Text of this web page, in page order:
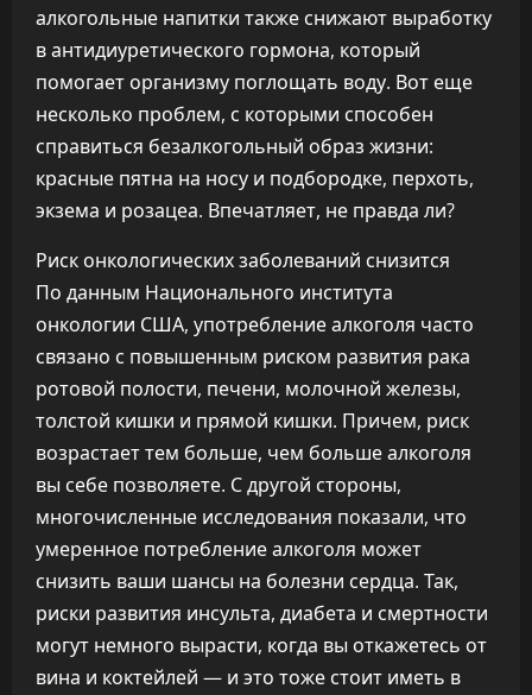
алкогольные напитки также снижают выработку
в антидиуретического гормона, который
помогает организму поглощать воду. Вот еще
несколько проблем, с которыми способен
справиться безалкогольный образ жизни:
красные пятна на носу и подбородке, перхоть,
экзема и розацеа. Впечатляет, не правда ли?
Риск онкологических заболеваний снизится
По данным Национального института
онкологии США, употребление алкоголя часто
связано с повышенным риском развития рака
ротовой полости, печени, молочной железы,
толстой кишки и прямой кишки. Причем, риск
возрастает тем больше, чем больше алкоголя
вы себе позволяете. С другой стороны,
многочисленные исследования показали, что
умеренное потребление алкоголя может
снизить ваши шансы на болезни сердца. Так,
риски развития инсульта, диабета и смертности
могут немного вырасти, когда вы откажетесь от
вина и коктейлей — и это тоже стоит иметь в